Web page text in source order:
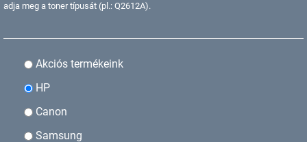
adja meg a toner típusát (pl.: Q2612A).
Akciós termékeink
HP
Canon
Samsung